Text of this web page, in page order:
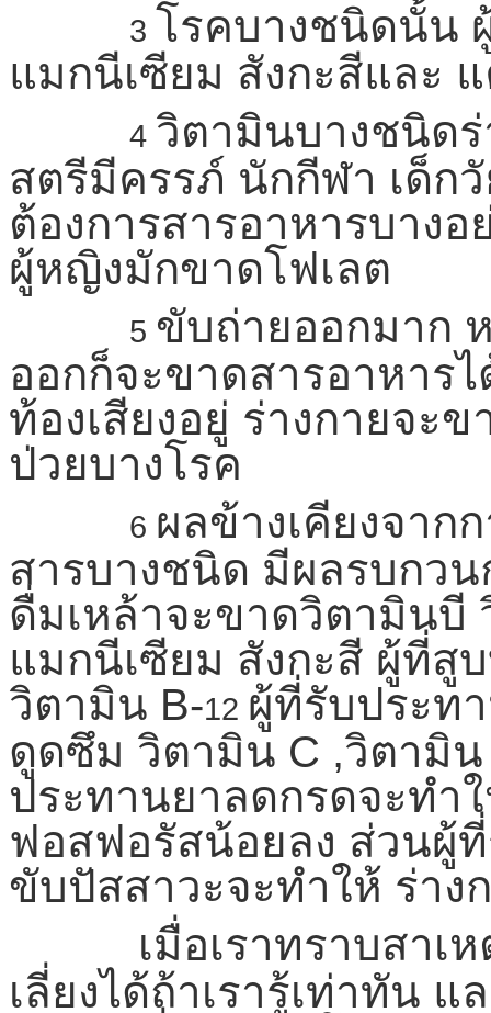
3 โรคบางชนิดนั้น
แมกนีเซียม สังกะสีและ
4 วิตามินบางชนิด
สตรีมีครรภ์ นักกีฬา เด็ก
ต้องการสารอาหารบาง
ผู้หญิงมักขาดโฟเลต
5 ขับถ่ายออกมาก
ออกก็จะขาดสารอาหาร
ท้องเสียงอยู่ ร่างกายจะ
ป่วยบางโรค
6 ผลข้างเคียงจาก
สารบางชนิด มีผลรบกว
ดื่มเหล้าจะขาดวิตามินบี
แมกนีเซียม สังกะสี ผู้ที่สู
วิตามิน B-12 ผู้ที่รับประท
ดูดซึม วิตามิน C ,วิตามิน
ประทานยาลดกรดจะทำ
ฟอสฟอรัสน้อยลง ส่วนผู้
ขับปัสสาวะจะทำให้ ร่า
เมื่อเราทราบสาเหตุ
เลี่ยงได้ถ้าเรารู้เท่าทัน